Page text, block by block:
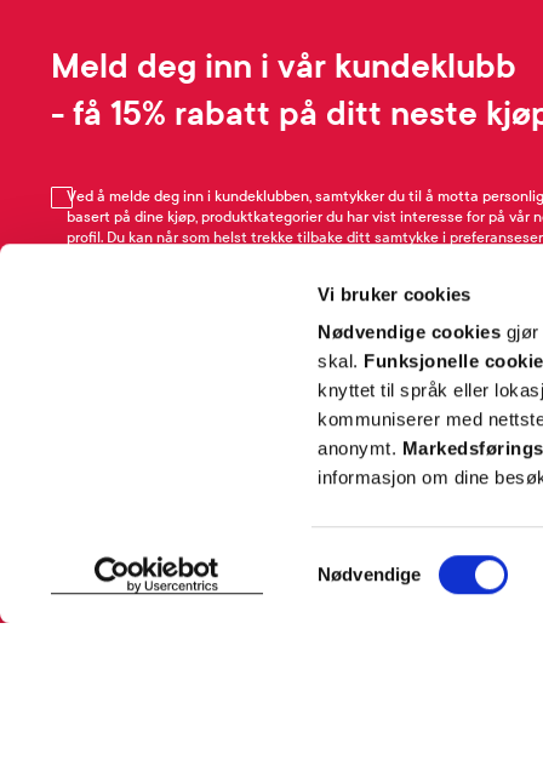
Vi bruker cookies
Nødvendige cookies gjør
skal. Funksjonelle
knyttet til språk eller
kommuniserer med
anonymt.
informasjon om dine
Nødvendige
Meld deg inn i vår kundeklubb
- få 15% rabatt på ditt neste
Ved å melde deg inn i kundeklubben, samtykker du til å motta
basert på dine kjøp, produktkategorier du har vist interesse for på vår
profil. Du kan når som helst trekke tilbake ditt samtykke i
Min profil
Om